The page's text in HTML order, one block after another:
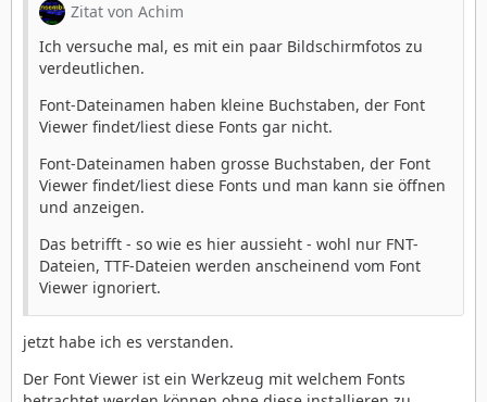
Zitat von Achim
Ich versuche mal, es mit ein paar Bildschirmfotos zu
verdeutlichen.
Font-Dateinamen haben kleine Buchstaben, der Font
Viewer findet/liest diese Fonts gar nicht.
Font-Dateinamen haben grosse Buchstaben, der Font
Viewer findet/liest diese Fonts und man kann sie öffnen
und anzeigen.
Das betrifft - so wie es hier aussieht - wohl nur FNT-
Dateien, TTF-Dateien werden anscheinend vom Font
Viewer ignoriert.
jetzt habe ich es verstanden.
Der Font Viewer ist ein Werkzeug mit welchem Fonts